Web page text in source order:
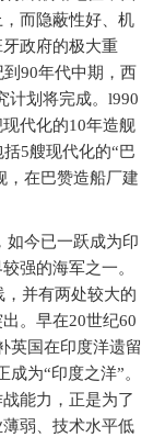
而隐蔽性好、机
政府的极大重
90年代中期，西
划将完成。 l990
代化的10年造舰
括5艘现代化的“巴
，在巴赞造船厂建
如今已一跃成为印
强的海军之一。
并有两处较大的
。早在20世纪60
英国在印度洋遗留
为“印度之洋”。
能力，正是为了
弱、技术水平低